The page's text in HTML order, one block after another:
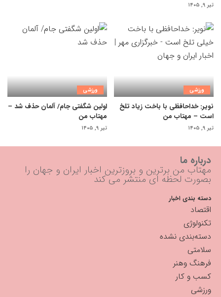
تیر ۹, ۱۴۰۵
ورزشی
نویر: خداحافظی با باخت زیاد تلخ
است – مهتاب من
تیر ۹, ۱۴۰۵
ورزشی
اولین شگفتی جام/ آلمان حذف شد –
مهتاب من
تیر ۹, ۱۴۰۵
درباره ما
مهتاب من برترین و بروزترین اخبار ایران و جهان را
بصورت لحظه ای منتشر می کند
دسته بندی اخبار
اقتصاد
تکنولوژی
دسته‌بندی نشده
سلامتی
فرهنگ وهنر
کسب و کار
ورزشی